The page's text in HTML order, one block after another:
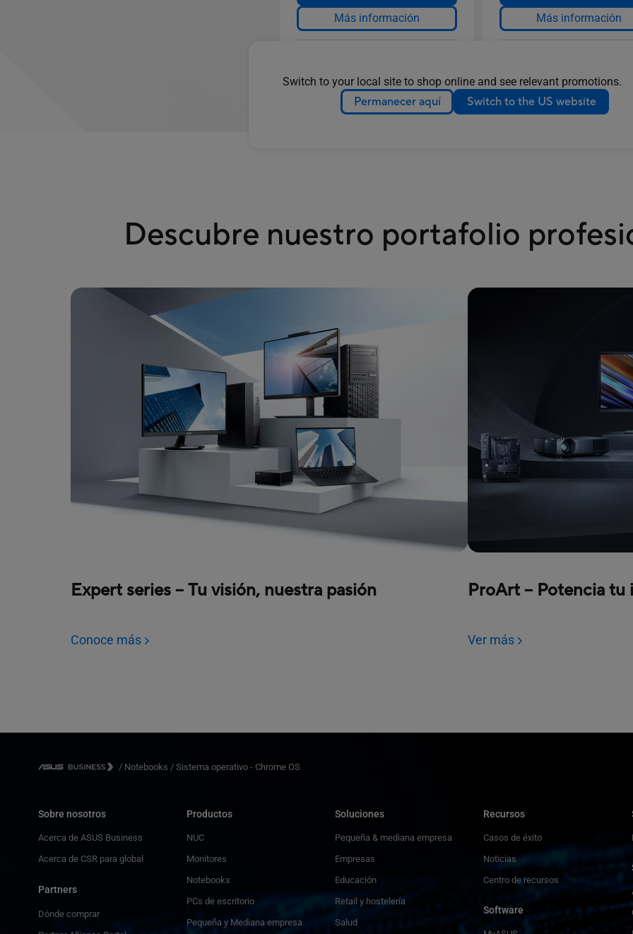
Switch to your local site to shop online and see relevant promotions.
Permanecer aquí Switch to the US website
Más información
Más información
Descubre nuestro portafolio
Expert series – Tu visión, nuestra pasión
Conoce más
ProArt – Potencia tu
Ver más
/ Notebooks / Sistema operativo - Chrome OS
Sobre nosotros
Acerca de ASUS Business
Acerca de CSR para global
Partners
Dónde comprar
Productos
NUC
Monitores
Notebooks
PCs de escritorio
Pequeña y Mediana empresa
Soluciones
Pequeña & mediana empresa
Empresas
Educación
Retail y hostelería
Salud
Recursos
Casos de éxito
Noticias
Centro de recursos
Software